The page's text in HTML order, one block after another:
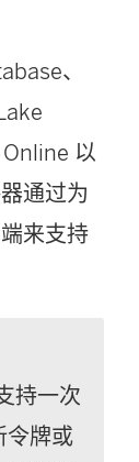
、
以
通过为
来支持
持一次
令牌或